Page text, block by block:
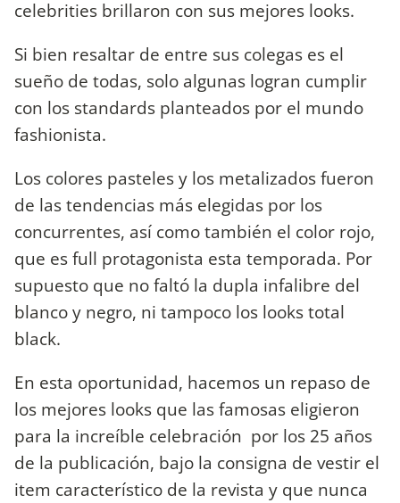
celebrities brillaron con sus mejores looks.
Si bien resaltar de entre sus colegas es el
sueño de todas, solo algunas logran cumplir
con los standards planteados por el mundo
fashionista.
Los colores pasteles y los metalizados fueron
de las tendencias más elegidas por los
concurrentes, así como también el color rojo,
que es full protagonista esta temporada. Por
supuesto que no faltó la dupla infalibre del
blanco y negro, ni tampoco los looks total
black.
En esta oportunidad, hacemos un repaso de
los mejores looks que las famosas eligieron
para la increíble celebración por los 25 años
de la publicación, bajo la consigna de vestir el
item característico de la revista y que nunca